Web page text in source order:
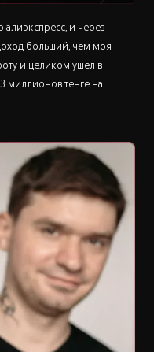
и через
больший, чем моя
и целиком ушел в
миллионов тенге на